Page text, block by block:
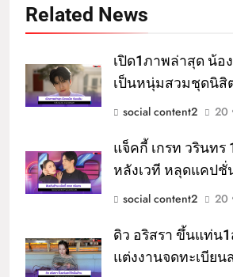
Related News
เปิด1ภาพล่าสุด น้
เป็นหนุ่มสวมชุดนิสิ
social content2
20
แจ็คกี้ เกรท วรินท
หลังเวที หลุดแคป
social content2
20
ดิว อริสรา ขึ้นแท่น
แต่งงานจดทะเบียน